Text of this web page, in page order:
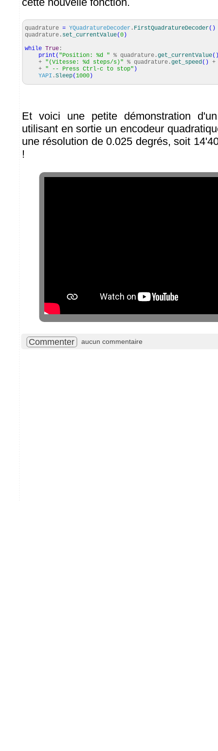
quadrature = YQuadratureDecoder . FirstQuadratureDecoder( )
quadrature. set_currentValue(0 )
while True :
print ( "Position: %d " % quadrature.get_currentValue(
+ "(Vitesse: %d steps/s)" % quadrature.get_speed( )
+ " -- Press Ctrl-c to stop" )
YAPI .Sleep(1000 )
Et voici une petite démonstration
utilisant en sortie un encodeur
une résolution de 0.025 degrés, soit
!
Commenter aucun commentaire